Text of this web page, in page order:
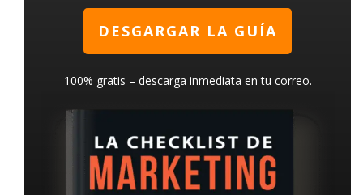
DESGARGAR LA GUÍA
100% gratis – descarga inmediata en tu correo.